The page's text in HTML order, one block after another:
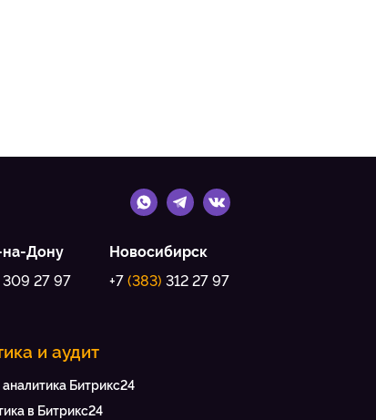
на-Дону
309 27 97
Новосибирск
+7 (383) 312 27 97
и аудит
аналитика Битрикс24
в Битрикс24